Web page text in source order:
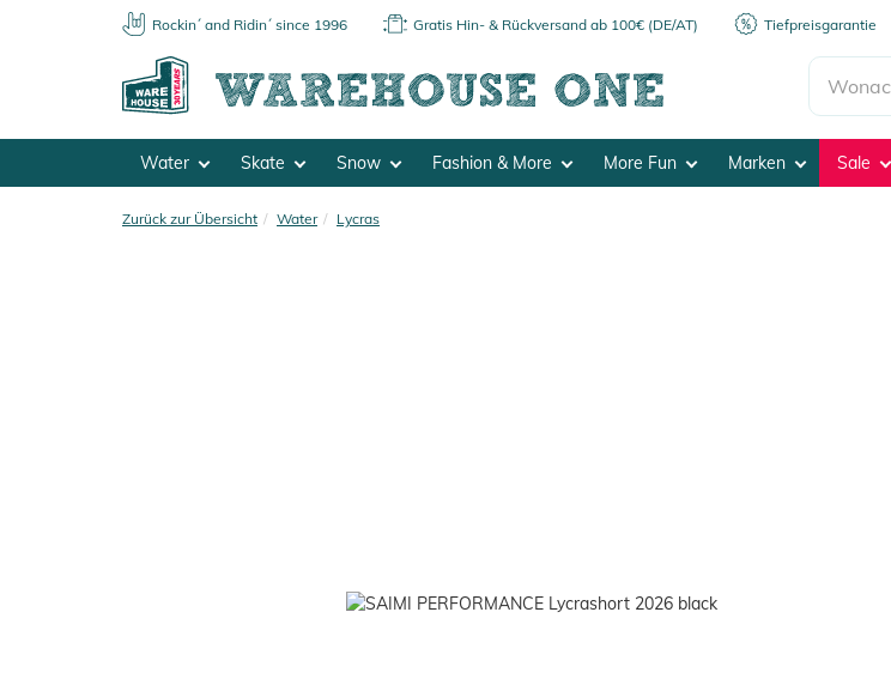
Rockin´ and Ridin´ since 1996 Gratis Hin- & Rückversand ab 100€ (DE/AT) Tiefpreisgarantie
Water Skate Snow Fashion & More More Fun Marken Sale
Zurück zur Übersicht Water Lycras